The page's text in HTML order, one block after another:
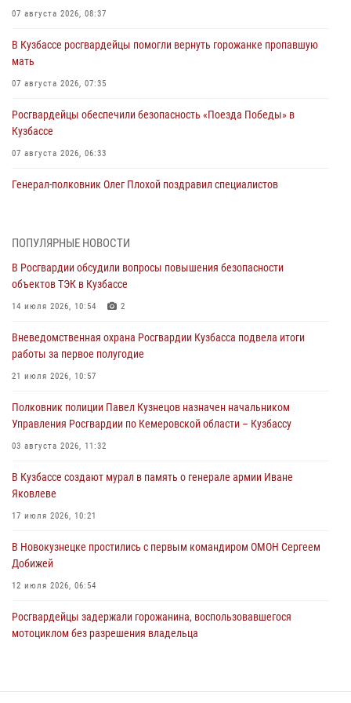
07 августа 2026, 08:37
В Кузбассе росгвардейцы помогли вернуть горожанке пропавшую
мать
07 августа 2026, 07:35
Росгвардейцы обеспечили безопасность «Поезда Победы» в
Кузбассе
07 августа 2026, 06:33
Генерал-полковник Олег Плохой поздравил специалистов
07 августа 2026, 05:32
С 1 сентября 2026 года вступает в силу новый федеральный закон о
частной охранной деятельности
06 августа 2026, 10:19
Росгвардейцы задержали предполагаемого виновника причинения
ножевого ранения кемеровчанину
06 августа 2026, 09:18
Росгвардейцы задержали мужчину, повредившего имущество
горожанки
06 августа 2026, 08:17
Росгвардейцы пресекли противоправные действия и защитили
новокузнечанку от агрессивного знакомого
06 августа 2026, 07:16
ПОПУЛЯРНЫЕ НОВОСТИ
В Росгвардии обсудили вопросы повышения безопасности
объектов ТЭК в Кузбассе
14 июля 2026, 10:54 2
Вневедомственная охрана Росгвардии Кузбасса подвела итоги
работы за первое полугодие
21 июля 2026, 10:57
Полковник полиции Павел Кузнецов назначен начальником
Управления Росгвардии по Кемеровской области – Кузбассу
03 августа 2026, 11:32
В Кузбассе создают мурал в память о генерале армии Иване
Яковлеве
17 июля 2026, 10:21
В Новокузнецке простились с первым командиром ОМОН Сергеем
Добижей
12 июля 2026, 06:54
Росгвардейцы задержали горожанина, воспользовавшегося
мотоциклом без разрешения владельца